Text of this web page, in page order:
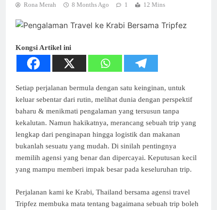
Rona Merah 8 Months Ago 1 12 Mins
Kongsi Artikel ini
Setiap perjalanan bermula dengan satu keinginan, untuk
keluar sebentar dari rutin, melihat dunia dengan perspektif
baharu & menikmati pengalaman yang tersusun tanpa
kekalutan. Namun hakikatnya, merancang sebuah trip yang
lengkap dari penginapan hingga logistik dan makanan
bukanlah sesuatu yang mudah. Di sinilah pentingnya
memilih agensi yang benar dan dipercayai. Keputusan kecil
yang mampu memberi impak besar pada keseluruhan trip.
Perjalanan kami ke Krabi, Thailand bersama agensi travel
Tripfez membuka mata tentang bagaimana sebuah trip boleh